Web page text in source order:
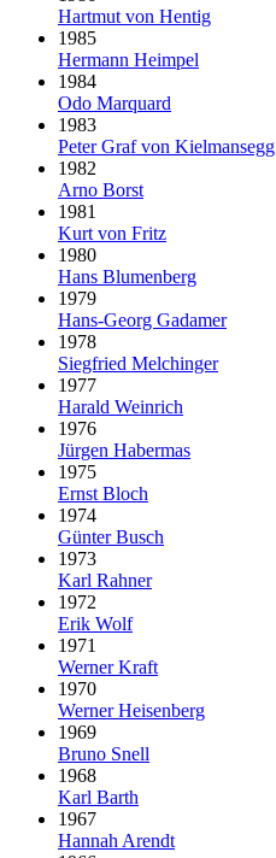
Hartmut von Hentig
1985
Hermann Heimpel
1984
Odo Marquard
1983
Peter Graf von Kielmansegg
1982
Arno Borst
1981
Kurt von Fritz
1980
Hans Blumenberg
1979
Hans-Georg Gadamer
1978
Siegfried Melchinger
1977
Harald Weinrich
1976
Jürgen Habermas
1975
Ernst Bloch
1974
Günter Busch
1973
Karl Rahner
1972
Erik Wolf
1971
Werner Kraft
1970
Werner Heisenberg
1969
Bruno Snell
1968
Karl Barth
1967
Hannah Arendt